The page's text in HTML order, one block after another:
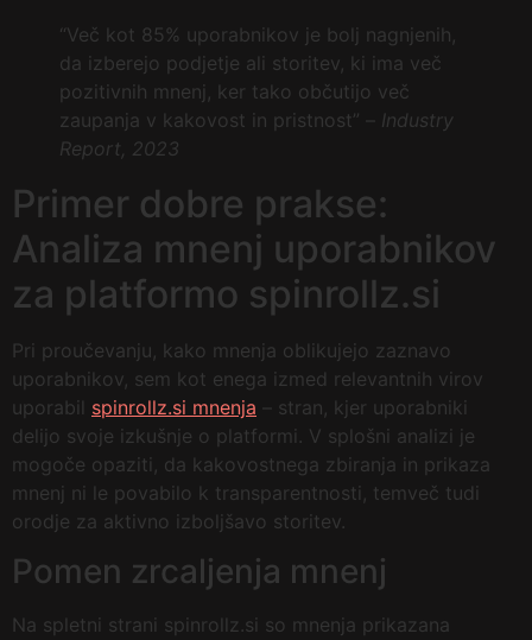
“Več kot 85% uporabnikov je bolj nagnjenih,
da izberejo podjetje ali storitev, ki ima več
pozitivnih mnenj, ker tako občutijo več
zaupanja v kakovost in pristnost” – Industry
Report, 2023
Primer dobre prakse:
Analiza mnenj uporabnikov
za platformo spinrollz.si
Pri proučevanju, kako mnenja oblikujejo zaznavo
uporabnikov, sem kot enega izmed relevantnih virov
uporabil spinrollz.si mnenja – stran, kjer uporabniki
delijo svoje izkušnje o platformi. V splošni analizi je
mogoče opaziti, da kakovostnega zbiranja in prikaza
mnenj ni le povabilo k transparentnosti, temveč tudi
orodje za aktivno izboljšavo storitev.
Pomen zrcaljenja mnenj
Na spletni strani spinrollz.si so mnenja prikazana